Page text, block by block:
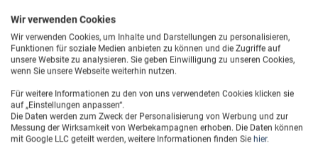
Kunststoff-Schutzhülle mit eigenem Design/Foto
Passend für Apple iPhone SE
Farben: Schwarz
Wir verwenden Cookies
Wir verwenden Cookies, um Inhalte und Darstellungen zu personalisieren,
Funktionen für soziale Medien anbieten zu können und die Zugriffe auf
unsere Website zu analysieren. Sie geben Einwilligung zu unseren Cookies,
wenn Sie unsere Webseite weiterhin nutzen.
Für weitere Informationen zu den von uns verwendeten Cookies klicken sie
auf „Einstellungen anpassen“.
Die Daten werden zum Zweck der Personalisierung von Werbung und zur
Messung der Wirksamkeit von Werbekampagnen erhoben. Die Daten können
mit Google LLC geteilt werden, weitere Informationen finden Sie hier.